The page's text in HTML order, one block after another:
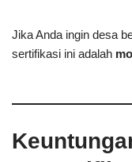
Jika Anda ingin desa
sertifikasi ini adalah